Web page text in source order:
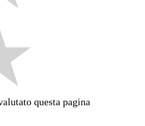
questa pagina